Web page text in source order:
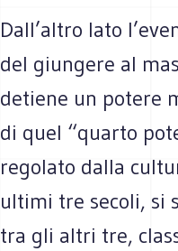
Dall’altro lato
del giungere al
detiene un potere
di quel “quarto
regolato dalla
ultimi tre secoli, si
tra gli altri tre,